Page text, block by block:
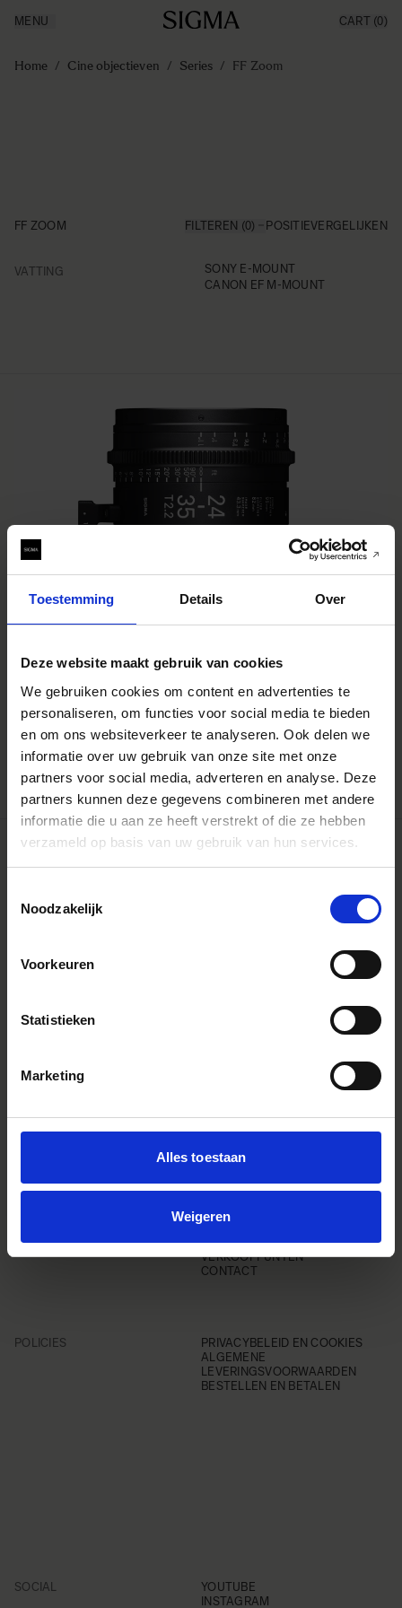
Toestemming Details Over
Deze website maakt gebruik van cookies
We gebruiken cookies om content en advertenties te
personaliseren, om functies voor social media te bieden
en om ons websiteverkeer te analyseren. Ook delen we
informatie over uw gebruik van onze site met onze
partners voor social media, adverteren en analyse. Deze
partners kunnen deze gegevens combineren met andere
informatie die u aan ze heeft verstrekt of die ze hebben
verzameld op basis van uw gebruik van hun services.
Noodzakelijk
Voorkeuren
Statistieken
Marketing
Alles toestaan
Weigeren
Producten
Inspiratie
MENU CART (0)
Home / Cine objectieven / Series / FF Zoom
FF ZOOM FILTEREN (0) POSITIEVERGELIJKEN
VATTINGFILTER
SONY E-MOUNT
CANON EF M-MOUNT
24-35mm T2.2 FF
€5 695
IN WINKELWAGEN
VEELGESTELDE VRAGEN
RETOURBELEID
VERKOOPPUNTEN
CONTACT
POLICIES
PRIVACYBELEID EN COOKIES
ALGEMENE
LEVERINGSVOORWAARDEN
BESTELLEN EN BETALEN
SOCIAL
YOUTUBE
INSTAGRAM